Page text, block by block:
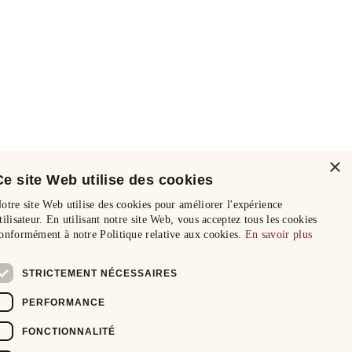
×
site Web utilise des cookies
site Web utilise des cookies pour améliorer l'expérience
En utilisant notre site Web, vous acceptez tous les cookies
à notre Politique relative aux cookies. En savoir plus
STRICTEMENT NÉCESSAIRES
PERFORMANCE
FONCTIONNALITÉ